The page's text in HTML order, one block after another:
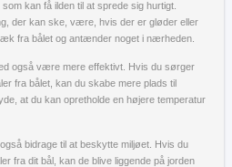
kan få ilden til at sprede sig hurtigt.
der kan ske, være, hvis der er gløder eller
fra bålet og antænder noget i nærheden.
også være mere effektivt. Hvis du sørger
fra bålet, kan du skabe mere plads til
at du kan opretholde en højere temperatur
bidrage til at beskytte miljøet. Hvis du
fra dit bål, kan de blive liggende på jorden